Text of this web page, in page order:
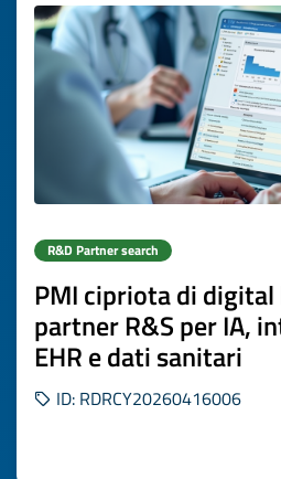
R&D Partner search
PMI cipriota di
partner R&S per IA,
EHR e dati sanitari
ID: RDRCY20260416006